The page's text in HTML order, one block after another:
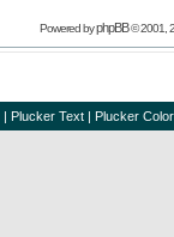
Powered byphpBB© 2001,
| Plucker Text | Plucker Color